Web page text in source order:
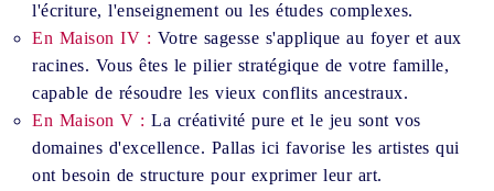
l'écriture, l'enseignement ou les études complexes.
En Maison IV : Votre sagesse s'applique au foyer et aux
racines. Vous êtes le pilier stratégique de votre famille,
capable de résoudre les vieux conflits ancestraux.
En Maison V : La créativité pure et le jeu sont vos
domaines d'excellence. Pallas ici favorise les artistes qui
ont besoin de structure pour exprimer leur art.